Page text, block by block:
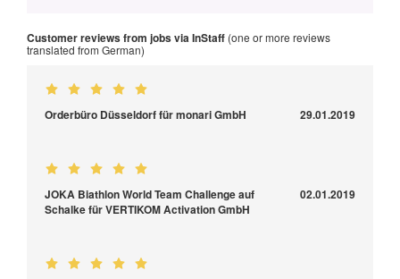
Customer reviews from jobs via InStaff (one or more reviews
translated from German)
Orderbüro Düsseldorf für monari GmbH 29.01.2019
JOKA Biathlon World Team Challenge auf
Schalke für VERTIKOM Activation GmbH
02.01.2019